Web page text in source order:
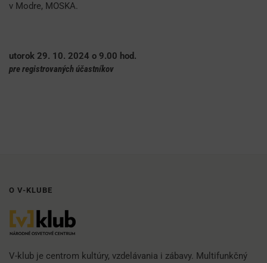
v Modre, MOSKA.
utorok 29. 10. 2024 o 9.00 hod.
pre registrovaných účastníkov
O V-KLUBE
V-klub je centrom kultúry, vzdelávania i zábavy. Multifunkčný